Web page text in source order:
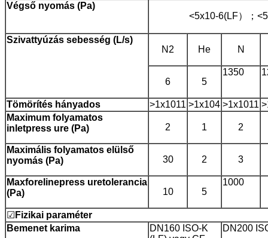
Végső nyomás (Pa)
<5x10-6(LF）；
Szivattyúzás sebesség (L/s)
N2
He N
6 5
1350
Tömörítés hányados >1x1011 >1x104 >1x1011
Maximum folyamatos
inletpress ure (Pa) 2 1 2
Maximális folyamatos elülső
nyomás (Pa)
30 2 3
Maxforelinepress uretolerancia
(Pa)
10 5
1000
☑ Fizikai paraméter
Bemenet karima
DN160 ISO-K
DN200